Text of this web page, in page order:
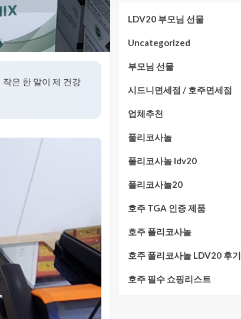
은 한 알이 제 건강
LDV20 부모님 선물
Uncategorized
부모님 선물
시드니면세점 / 호주면세점
업체추천
폴리코사놀
폴리코사놀 ldv20
폴리코사놀20
호주 TGA 인증 제품
호주 폴리코사놀
호주 폴리코사놀 LDV20 후기
호주 필수 쇼핑리스트